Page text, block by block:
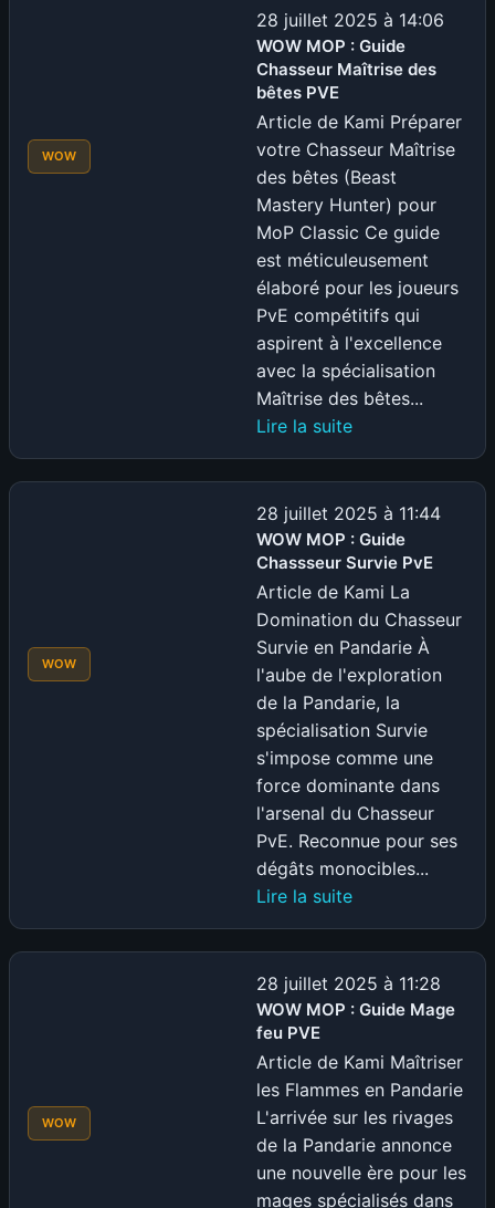
nouvelle
monnaie
premium
:
Guide
Guerrier
PVE
WOW
28 juillet 2025 à 14:06
WOW MOP : Guide
Chasseur Maîtrise des
bêtes PVE
Article de Kami Préparer
votre Chasseur Maîtrise
des bêtes (Beast
Mastery Hunter) pour
MoP Classic Ce guide
est méticuleusement
élaboré pour les joueurs
PvE compétitifs qui
aspirent à l'excellence
avec la spécialisation
Maîtrise des bêtes...
Lire la suite:
MOP
:
Guide
Chasseur
Maîtrise
des
bêtes
PVE
WOW
28 juillet 2025 à 11:44
WOW MOP : Guide
Chassseur Survie PvE
Article de Kami La
Domination du Chasseur
Survie en Pandarie À
l'aube de l'exploration
de la Pandarie, la
spécialisation Survie
s'impose comme une
force dominante dans
l'arsenal du Chasseur
PvE. Reconnue pour ses
dégâts monocibles...
Lire la suite:
MOP
:
Guide
Survie
PvE
WOW
28 juillet 2025 à 11:28
WOW MOP : Guide Mage
feu PVE
Article de Kami Maîtriser
les Flammes en Pandarie
L'arrivée sur les rivages
de la Pandarie annonce
une nouvelle ère pour les
mages spécialisés dans